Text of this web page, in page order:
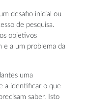
desafio inicial ou
de pesquisa.
objetivos
e a um problema da
uma
a identificar o que
saber. Isto